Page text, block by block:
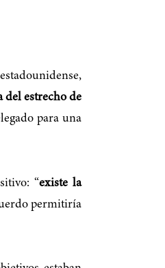
del estrecho de
para una
“existe la
permitiría